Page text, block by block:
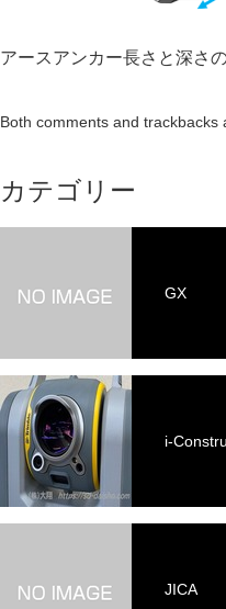
アースアンカー長さと深さ
Both comments and trackbacks
カテゴリー
GX
i-
JICA